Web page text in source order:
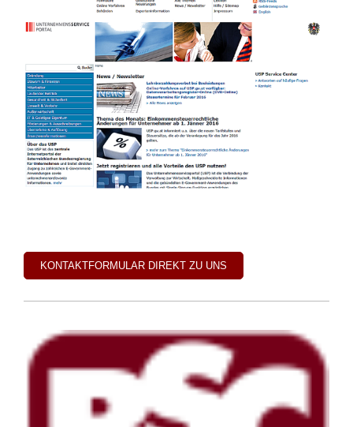
KONTAKTFORMULAR DIREKT ZU UNS